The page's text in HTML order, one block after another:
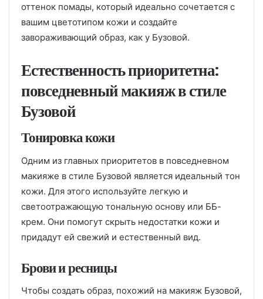
оттенок помады, который идеально сочетается с
вашим цветотипом кожи и создайте
завораживающий образ, как у Бузовой.
Естественность приоритетна:
повседневный макияж в стиле
Бузовой
Тонировка кожи
Одним из главных приоритетов в повседневном
макияже в стиле Бузовой является идеальный тон
кожи. Для этого используйте легкую и
светоотражающую тональную основу или ББ-
крем. Они помогут скрыть недостатки кожи и
придадут ей свежий и естественный вид.
Брови и ресницы
Чтобы создать образ, похожий на макияж Бузовой,